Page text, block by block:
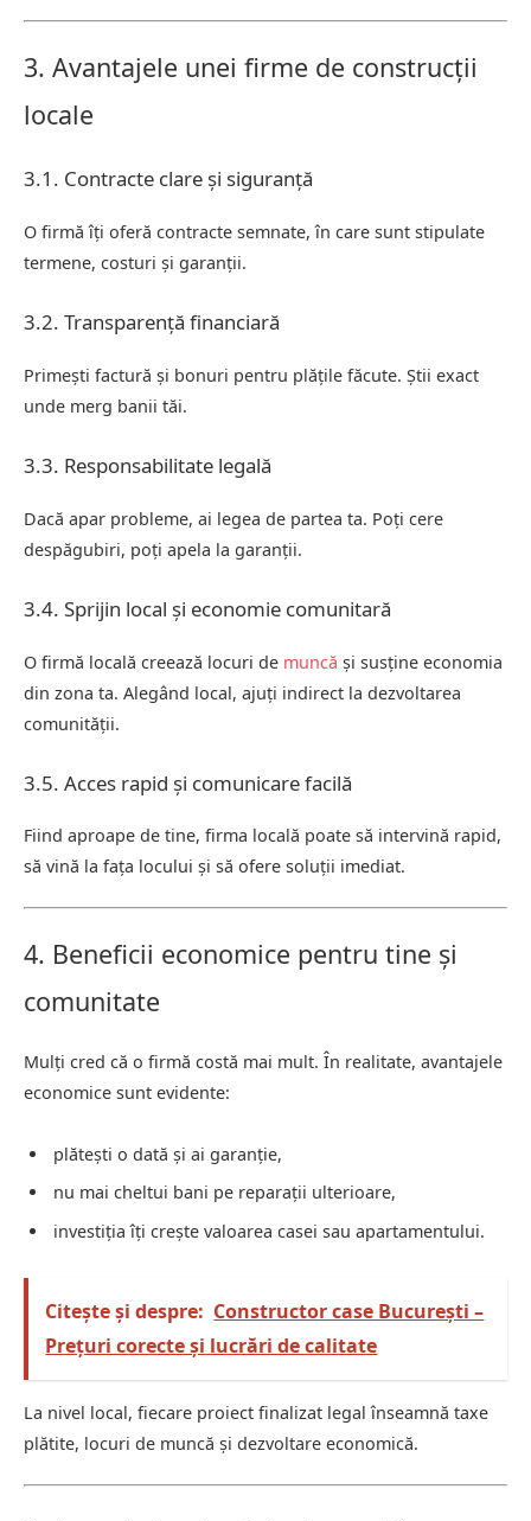
3. Avantajele unei firme de construcții
locale
3.1. Contracte clare și siguranță
O firmă îți oferă contracte semnate, în care sunt stipulate
termene, costuri și garanții.
3.2. Transparență financiară
Primești factură și bonuri pentru plățile făcute. Știi exact
unde merg banii tăi.
3.3. Responsabilitate legală
Dacă apar probleme, ai legea de partea ta. Poți cere
despăgubiri, poți apela la garanții.
3.4. Sprijin local și economie comunitară
O firmă locală creează locuri de muncă și susține economia
din zona ta. Alegând local, ajuți indirect la dezvoltarea
comunității.
3.5. Acces rapid și comunicare facilă
Fiind aproape de tine, firma locală poate să intervină rapid,
să vină la fața locului și să ofere soluții imediat.
4. Beneficii economice pentru tine și
comunitate
Mulți cred că o firmă costă mai mult. În realitate, avantajele
economice sunt evidente:
plătești o dată și ai garanție,
nu mai cheltui bani pe reparații ulterioare,
investiția îți crește valoarea casei sau apartamentului.
Citește și despre: Constructor case București –
Prețuri corecte și lucrări de calitate
La nivel local, fiecare proiect finalizat legal înseamnă taxe
plătite, locuri de muncă și dezvoltare economică.